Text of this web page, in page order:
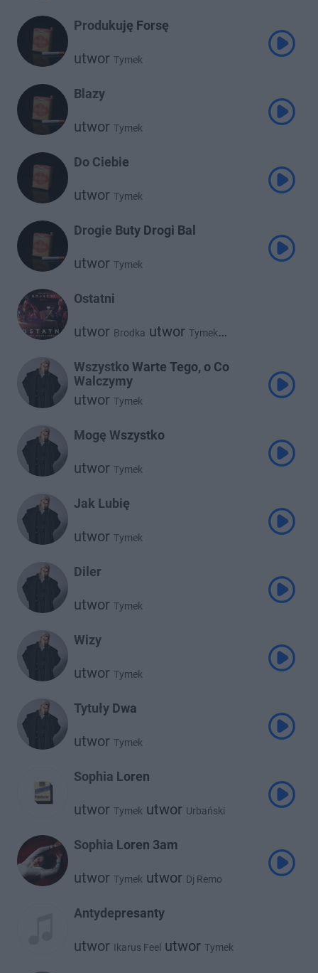
Produkuję Forsę
utwor Tymek
Blazy
utwor Tymek
Do Ciebie
utwor Tymek
Drogie Buty Drogi Bal
utwor Tymek
Ostatni
utwor Brodka utwor Tymek
Wszystko Warte Tego, o Co
Walczymy
utwor Tymek
Mogę Wszystko
utwor Tymek
Jak Lubię
utwor Tymek
Diler
utwor Tymek
Wizy
utwor Tymek
Tytuły Dwa
utwor Tymek
Sophia Loren
utwor Tymek utwor Urbański
Sophia Loren 3am
utwor Tymek utwor Dj Remo
Antydepresanty
utwor Ikarus Feel utwor Tymek